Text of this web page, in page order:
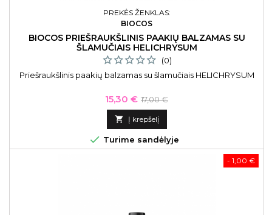
PREKĖS ŽENKLAS:
BIOCOS
BIOCOS PRIEŠRAUKŠLINIS PAAKIŲ BALZAMAS SU
ŠLAMUČIAIS HELICHRYSUM
(0)
Priešraukšlinis paakių balzamas su šlamučiais HELICHRYSUM
Kaina
15,30 € Bazinė
kaina
17,00 €
 Į krepšelį
 Turime sandėlyje
- 1,00 €